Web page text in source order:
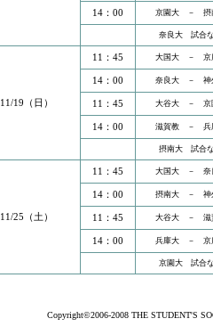
14：00 京園大 － 摂
奈良大 試合
11/19（日）
11：45 大国大 － 京
14：00 奈良大 － 神
11：45 大谷大 － 京
14：00 滋賀教 － 兵
摂南大 試合
11/25（土）
11：45 大国大 － 奈
14：00 摂南大 － 神
11：45 大谷大 － 滋
14：00 兵庫大 － 京
京園大 試合
Copyright©2006-2008 THE STUDENT'S